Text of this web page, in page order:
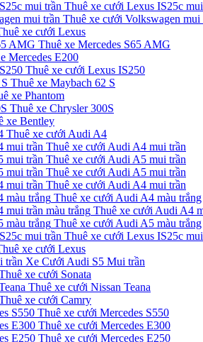
Thuê xe cưới Lexus IS25c
Thuê xe cưới Volkswagen mui
xe cưới Lexus
Thuê xe Mercedes S65 AMG
Mercedes E200
Thuê xe cưới Lexus IS250
Thuê xe Maybach 62 S
xe Phantom
Thuê xe Chrysler 300S
xe Bentley
Thuê xe cưới Audi A4
Thuê xe cưới Audi A4 mui trần
Thuê xe cưới Audi A5 mui trần
Thuê xe cưới Audi A5 mui trần
Thuê xe cưới Audi A4 mui trần
Thuê xe cưới Audi A4 màu trắng
Thuê xe cưới Audi A4
Thuê xe cưới Audi A5 màu trắng
Thuê xe cưới Lexus IS25c
xe cưới Lexus
Xe Cưới Audi S5 Mui trần
xe cưới Sonata
Thuê xe cưới Nissan Teana
xe cưới Camry
Thuê xe cưới Mercedes S550
Thuê xe cưới Mercedes E300
Thuê xe cưới Mercedes E250